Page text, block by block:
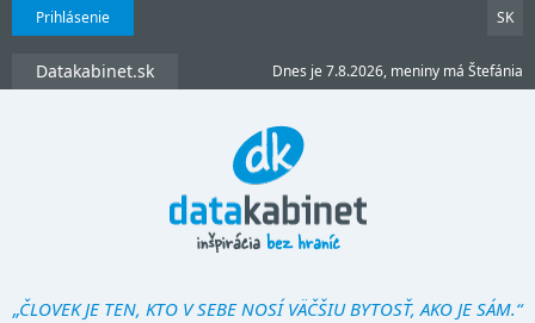
Prihlásenie SK
Datakabinet.sk Dnes je 7.8.2026, meniny má Štefánia
„ČLOVEK JE TEN, KTO V SEBE NOSÍ VÄČŠIU BYTOSŤ, AKO JE SÁM.“